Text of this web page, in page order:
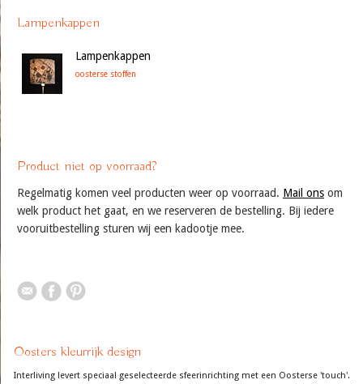
Lampenkappen
Lampenkappen
oosterse stoffen
Product niet op voorraad?
Regelmatig komen veel producten weer op voorraad. Mail ons om
welk product het gaat, en we reserveren de bestelling. Bij iedere
vooruitbestelling sturen wij een kadootje mee.
Oosters kleurrijk design
Interliving levert speciaal geselecteerde sfeerinrichting met een Oosterse 'touch'.